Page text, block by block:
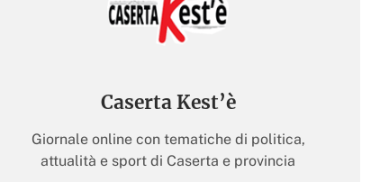
Caserta Kest’è
Giornale online con tematiche di politica,
attualità e sport di Caserta e provincia